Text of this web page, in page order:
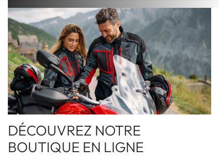
DÉCOUVREZ NOTRE
BOUTIQUE EN LIGNE